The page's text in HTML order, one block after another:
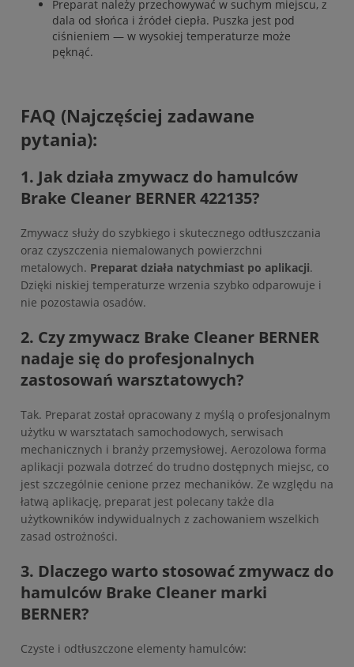
Preparat należy przechowywać w suchym miejscu, z
dala od słońca i źródeł ciepła. Puszka jest pod
ciśnieniem — w wysokiej temperaturze może
pęknąć.
FAQ (Najczęściej zadawane
pytania):
1. Jak działa zmywacz do hamulców
Brake Cleaner BERNER 422135?
Zmywacz służy do szybkiego i skutecznego odtłuszczania
oraz czyszczenia niemalowanych powierzchni
metalowych. Preparat działa natychmiast po aplikacji.
Dzięki niskiej temperaturze wrzenia szybko odparowuje i
nie pozostawia osadów.
2. Czy zmywacz Brake Cleaner BERNER
nadaje się do profesjonalnych
zastosowań warsztatowych?
Tak. Preparat został opracowany z myślą o profesjonalnym
użytku w warsztatach samochodowych, serwisach
mechanicznych i branży przemysłowej. Aerozolowa forma
aplikacji pozwala dotrzeć do trudno dostępnych miejsc, co
jest szczególnie cenione przez mechaników. Ze względu na
łatwą aplikację, preparat jest polecany także dla
użytkowników indywidualnych z zachowaniem wszelkich
zasad ostrożności.
3. Dlaczego warto stosować zmywacz do
hamulców Brake Cleaner marki
BERNER?
Czyste i odtłuszczone elementy hamulców: